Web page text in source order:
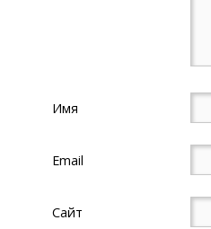
Имя
Email
Сайт